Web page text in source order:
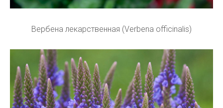
Вербена лекарственная (Verbena officinalis)